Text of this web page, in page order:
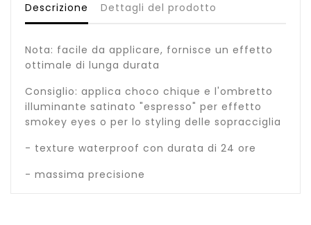
Descrizione Dettagli del prodotto
Nota: facile da applicare, fornisce un effetto
ottimale di lunga durata
Consiglio: applica choco chique e l'ombretto
illuminante satinato "espresso" per effetto
smokey eyes o per lo styling delle sopracciglia
- texture waterproof con durata di 24 ore
- massima precisione